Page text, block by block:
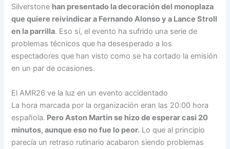
Silverstone han presentado la decoración del monoplaza
que quiere reivindicar a Fernando Alonso y a Lance Stroll
en la parrilla. Eso sí, el evento ha sufrido una serie de
problemas técnicos que ha desesperado a los
espectadores que han visto como se ha cortado la emisión
en un par de ocasiones.
El AMR26 ve la luz en un evento accidentado
La hora marcada por la organización eran las 20:00 hora
española. Pero Aston Martin se hizo de esperar casi 20
minutos, aunque eso no fue lo peor. Lo que al principio
parecía un retraso rutinario acabaron siendo problemas